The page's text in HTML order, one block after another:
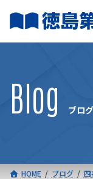
ン
ー
Blog ブログ
HOME ブログ
四